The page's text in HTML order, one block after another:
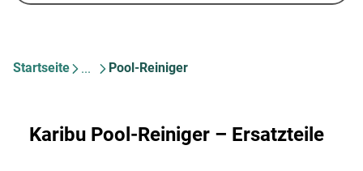
Startseite Pool-Reiniger
Karibu Pool-Reiniger – Ersatzteile